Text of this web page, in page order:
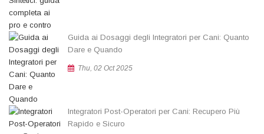
Guida ai Dosaggi degli Integratori per Cani: Quanto
Dare e Quando
Thu, 02 Oct 2025
Integratori Post-Operatori per Cani: Recupero Più
Rapido e Sicuro